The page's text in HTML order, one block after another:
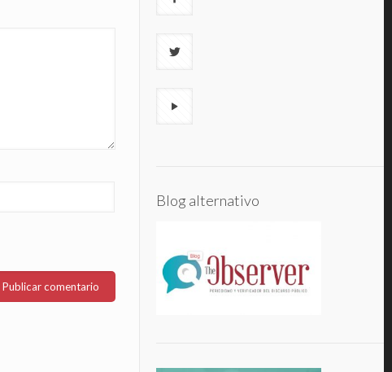
Blog alternativo